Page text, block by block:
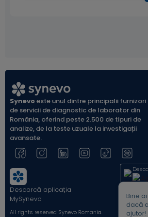
Synevoeste unul dintre principalii furnizori
de servicii de diagnostic de laborator din
România, oferind peste 2.500 de tipuri de
analize, de la teste uzuale la investigații
avansate.
Descarcă aplicația
MySynevo
All rights reserved Synevo Romania.
Bine
dacă
ajutor!